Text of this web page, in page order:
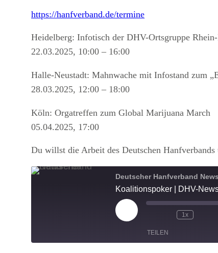
https://hanfverband.de/termine
Heidelberg: Infotisch der DHV-Ortsgruppe
22.03.2025, 10:00 – 16:00
Halle-Neustadt: Mahnwache mit Infostand zum
28.03.2025, 12:00 – 18:00
Köln: Orgatreffen zum Global Marijuana March
05.04.2025, 17:00
Du willst die Arbeit des Deutschen
Deutscher Hanfverband News
Koalitionspoker | DHV-
Play
Episode
1x
TEILEN